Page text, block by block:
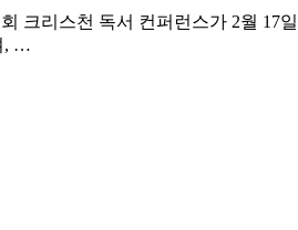
크리스천 독서 컨퍼런스가 2월 17
, …